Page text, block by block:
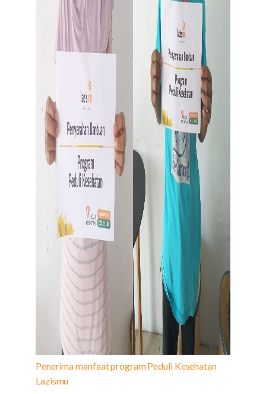
Penerima manfaat program Peduli Kesehatan
Lazismu